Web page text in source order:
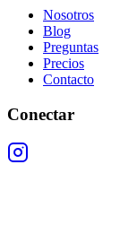
Nosotros
Blog
Preguntas
Precios
Contacto
Conectar